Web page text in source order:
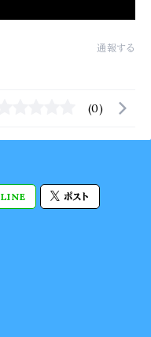
通報する
(0)
LINE ポスト